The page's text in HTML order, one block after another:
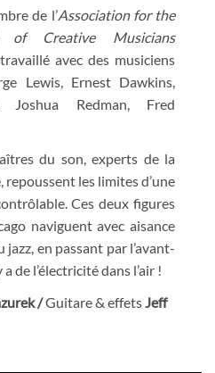
de l’Association for the
of Creative Musicians
avec des musiciens
Lewis, Ernest Dawkins,
Joshua Redman, Fred
du son, experts de la
les limites d’une
Ces deux figures
naviguent avec aisance
en passant par l’avant-
de l’électricité dans l’air !
/Guitare & effetsJeff